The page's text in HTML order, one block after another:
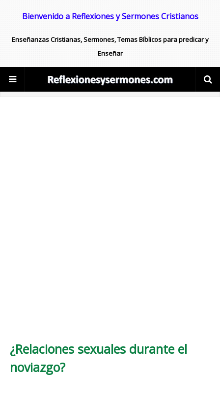
Bienvenido a Reflexiones y Sermones Cristianos
Enseñanzas Cristianas, Sermones, Temas Bíblicos para predicar y
Enseñar
¿Relaciones sexuales durante el
noviazgo?